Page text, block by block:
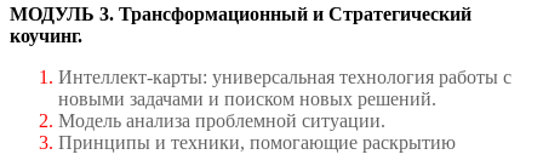
МОДУЛЬ 3. Трансформационный и Стратегический
коучинг.
Интеллект-карты: универсальная технология работы с
новыми задачами и поиском новых решений.
Модель анализа проблемной ситуации.
Принципы и техники, помогающие раскрытию